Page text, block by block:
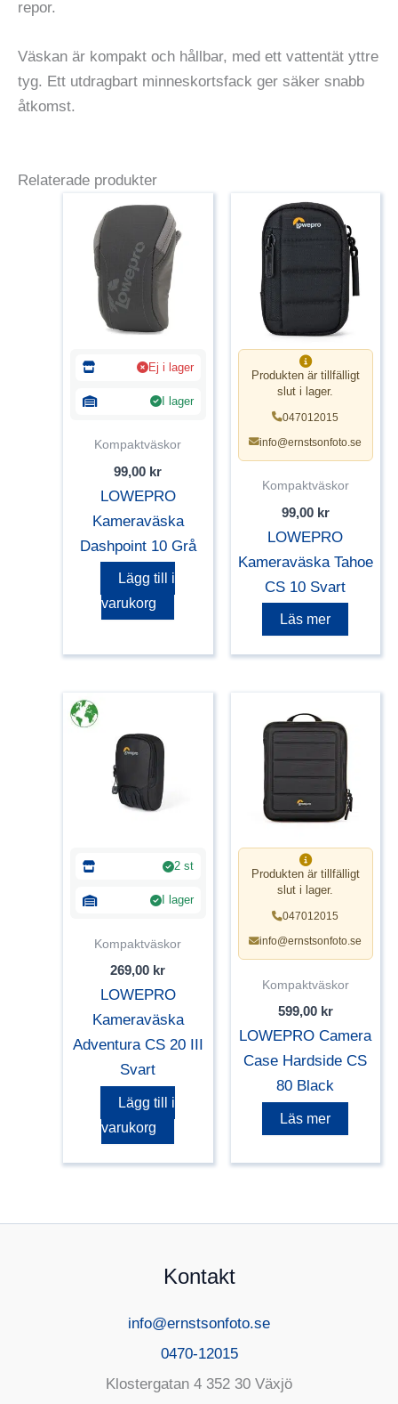
repor.
Väskan är kompakt och hållbar, med ett vattentät yttre
tyg. Ett utdragbart minneskortsfack ger säker snabb
åtkomst.
Relaterade produkter
Ej i lager
I lager
Kompaktväskor
99,00 kr
LOWEPRO
Kameraväska
Dashpoint 10 Grå
Lägg till i
varukorg
Produkten är tillfälligt
slut i lager.
047012015
info@ernstsonfoto.se
Kompaktväskor
99,00 kr
LOWEPRO
Kameraväska Tahoe
CS 10 Svart
Läs mer
2 st
I lager
Kompaktväskor
269,00 kr
LOWEPRO
Kameraväska
Adventura CS 20 III
Svart
Lägg till i
varukorg
Produkten är tillfälligt
slut i lager.
047012015
info@ernstsonfoto.se
Kompaktväskor
599,00 kr
LOWEPRO Camera
Case Hardside CS
80 Black
Läs mer
Kontakt
info@ernstsonfoto.se
0470-12015
Klostergatan 4 352 30 Växjö